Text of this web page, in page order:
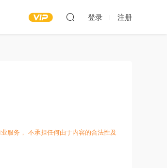
登录 注册
服务， 不承担任何由于内容的合法性及